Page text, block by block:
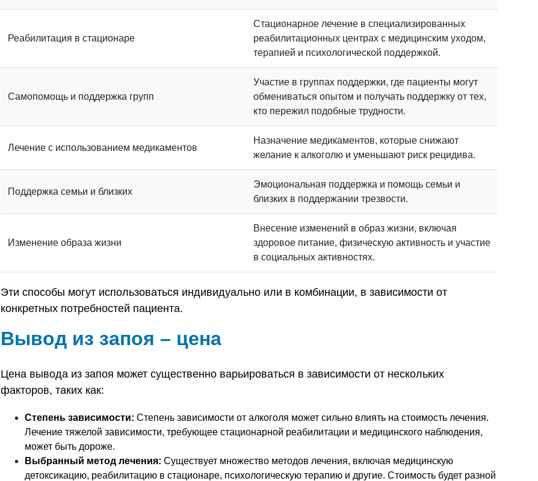
Реабилитация в стационаре
Стационарное лечение в специализированных
реабилитационных центрах с медицинским уходом,
терапией и психологической поддержкой.
Самопомощь и поддержка групп
Участие в группах поддержки, где пациенты могут
обмениваться опытом и получать поддержку от тех,
кто пережил подобные трудности.
Лечение с использованием медикаментов
Назначение медикаментов, которые снижают
желание к алкоголю и уменьшают риск рецидива.
Поддержка семьи и близких
Эмоциональная поддержка и помощь семьи и
близких в поддержании трезвости.
Изменение образа жизни
Внесение изменений в образ жизни, включая
здоровое питание, физическую активность и участие
в социальных активностях.
Эти способы могут использоваться индивидуально или в комбинации, в зависимости от
конкретных потребностей пациента.
Вывод из запоя – цена
Цена вывода из запоя может существенно варьироваться в зависимости от нескольких
факторов, таких как:
Степень зависимости: Степень зависимости от алкоголя может сильно влиять на стоимость лечения.
Лечение тяжелой зависимости, требующее стационарной реабилитации и медицинского наблюдения,
может быть дороже.
Выбранный метод лечения: Существует множество методов лечения, включая медицинскую
детоксикацию, реабилитацию в стационаре, психологическую терапию и другие. Стоимость будет разной